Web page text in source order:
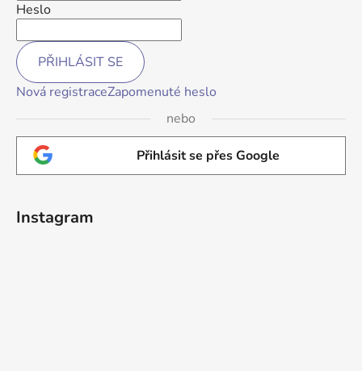
Heslo
PŘIHLÁSIT SE
Nová registraceZapomenuté heslo
nebo
Přihlásit se přes Google
Instagram